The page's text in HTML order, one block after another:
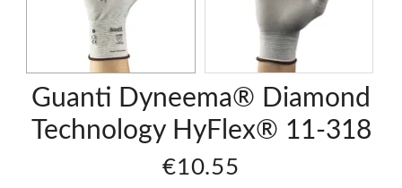
Guanti Dyneema® Diamond
Technology HyFlex® 11-318
€10.55